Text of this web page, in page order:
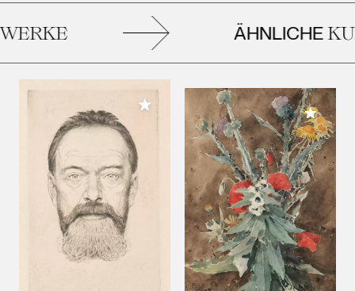
ÄHNLICHE
Meiner Sammlung hinzufügen
Meiner